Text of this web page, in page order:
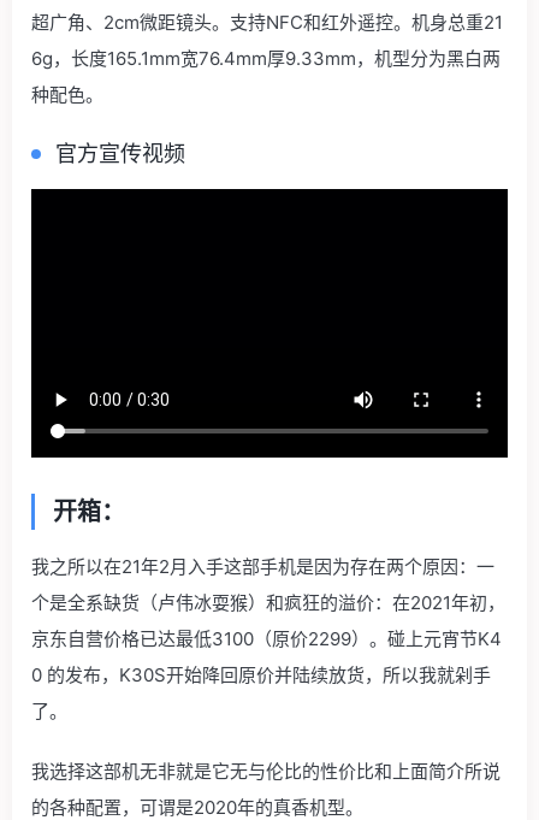
超广角、2cm微距镜头。支持NFC和红外遥控。机身总重21
6g，长度165.1mm宽76.4mm厚9.33mm，机型分为黑白两
种配色。
官方宣传视频
开箱：
我之所以在21年2月入手这部手机是因为存在两个原因：一
个是全系缺货（卢伟冰耍猴）和疯狂的溢价：在2021年初，
京东自营价格已达最低3100（原价2299）。碰上元宵节K4
0 的发布，K30S开始降回原价并陆续放货，所以我就剁手
了。
我选择这部机无非就是它无与伦比的性价比和上面简介所说
的各种配置，可谓是2020年的真香机型。